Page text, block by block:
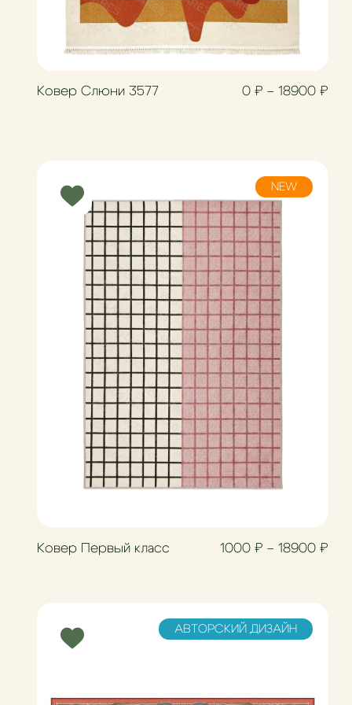
цен: 1500 ₽ – 20700 ₽
Ковер Слюни 3577 0 ₽ – 18900 ₽
цен: 1000 ₽ – 18900 ₽
Ковер Первый класс 1000 ₽ – 18900 ₽
NEW
АВТОРСКИЙ ДИЗАЙН